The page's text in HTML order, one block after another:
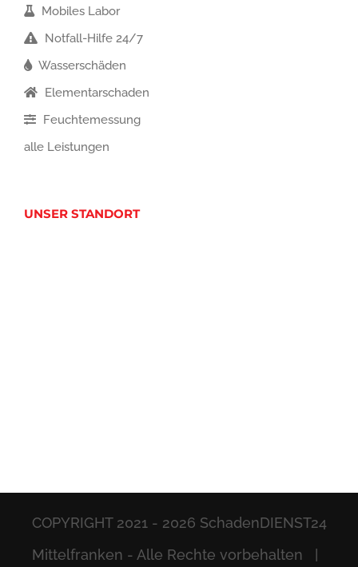
Mobiles Labor
Notfall-Hilfe 24/7
Wasserschäden
Elementarschaden
Feuchtemessung
alle Leistungen
UNSER STANDORT
COPYRIGHT 2021 - 2026 SchadenDIENST24
Mittelfranken - Alle Rechte vorbehalten |